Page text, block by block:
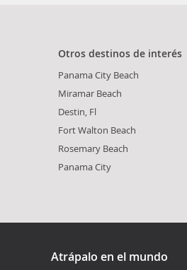
Otros destinos de interés
Panama City Beach
Miramar Beach
Destin, Fl
Fort Walton Beach
Rosemary Beach
Panama City
Atrápalo en el mundo